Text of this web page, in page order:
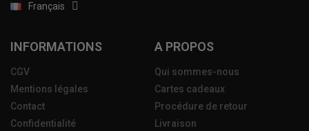
Français
INFORMATIONS
CGV
Mentions légales
Contact
Confidentialité
A PROPOS
Qui sommes-nous
Cartes cadeaux
Procédure de retour
Livraison